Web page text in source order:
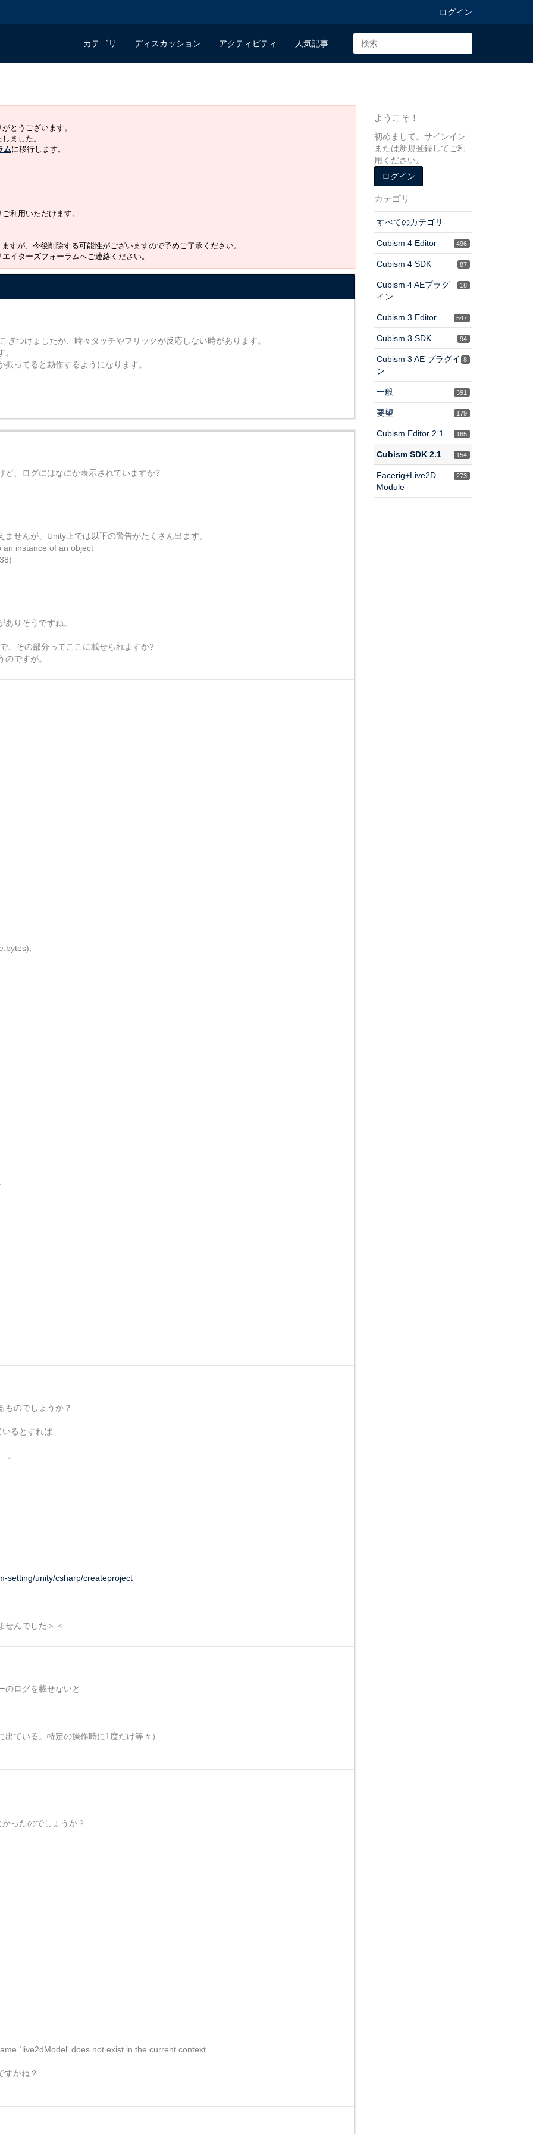
ログイン
カテゴリ ディスカッション アクティビティ 人気記事...
とうございます。
ました。
ムに移行します。
利用いただけます。
すが、今後削除する可能性がございますので予めご了承ください。
イターズフォーラムへご連絡ください。
つけましたが、時々タッチやフリックが反応しない時があります。
ってると動作するようになります。
ど、ログにはなにか表示されていますか?
せんが、Unity上では以下の警告がたくさん出ます。
an instance of an object
りそうですね。
、その部分ってここに載せられますか?
ですが。
ものでしょうか？
るとすれば
。
setting/unity/csharp/createproject
せんでした＞＜
のログを載せないと
ている。特定の操作時に1度だけ等々）
ったのでしょうか？
`live2dModel' does not exist in the current context
かね？
ようこそ！
初めまして。サインイン
または新規登録してご利
用ください。
ログイン
カテゴリ
すべてのカテゴリ
496
Cubism 4 Editor
87
Cubism 4 SDK
18
Cubism 4 AEプラグ
イン
547
Cubism 3 Editor
94
Cubism 3 SDK
8
Cubism 3 AE プラグイ
ン
391
一般
179
要望
165
Cubism Editor 2.1
154
Cubism SDK 2.1
273
Facerig+Live2D
Module